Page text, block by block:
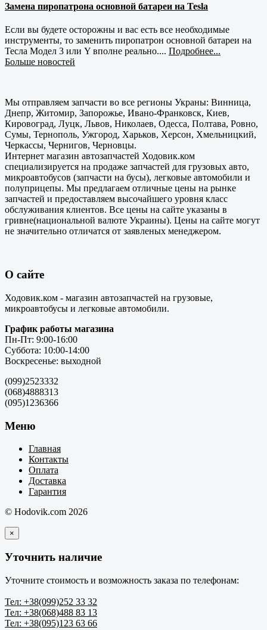
Замена пиропатрона основной батареи на Tesla
Если вы будете осторожны и вас есть все необходимые
инструменты, то заменить пиропатрон основной батареи на
Тесла Модел 3 или Y вполне реально.... Подробнее...
Больше новостей
Мы отправляем запчасти во все регионы Украны: Винница,
Днепр, Житомир, Запорожье, Ивано-Франковск, Киев,
Кировоград, Луцк, Львов, Николаев, Одесса, Полтава, Ровно,
Сумы, Тернополь, Ужгород, Харьков, Херсон, Хмельницкий,
Черкассы, Чернигов, Черновцы.
Интернет магазин автозапчастей Ходовик.ком
специализируется на продаже запчастей для грузовых авто,
микроавтобусов (запчасти на бусы), легковые автомобили и
полуприцепы. Мы предлагаем отличные цены на рынке
запчастей и предоставляем высочайшего уровня класс
обслуживания клиентов. Все цены на сайте указаны в
гривне(национальной валюте Украины). Цены на сайте могут
не значительно отличатся от заявленых менеджером.
О сайте
Ходовик.ком - магазин автозапчастей на грузовые,
микроавтобусы и легковые автомобили.
График работы магазина
Пн-Пт: 9:00-16:00
Суббота: 10:00-14:00
Воскресенье: выходной
(099)2523332
(068)4888313
(095)1236366
Меню
Главная
Контакты
Оплата
Доставка
Гарантия
© Hodovik.com 2026
×
Уточнить наличие
Уточните стоимость и возможность заказа по телефонам:
Тел: +38(099)252 33 32
Тел: +38(068)488 83 13
Тел: +38(095)123 63 66